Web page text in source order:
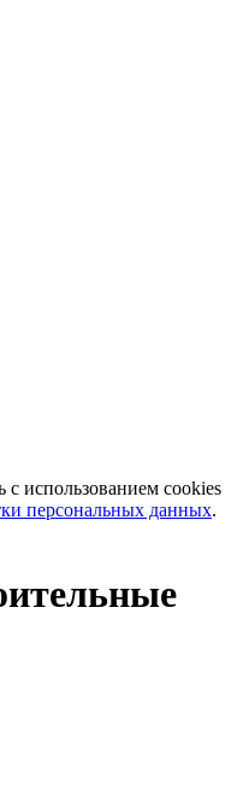
с использованием cookies
персональных данных.